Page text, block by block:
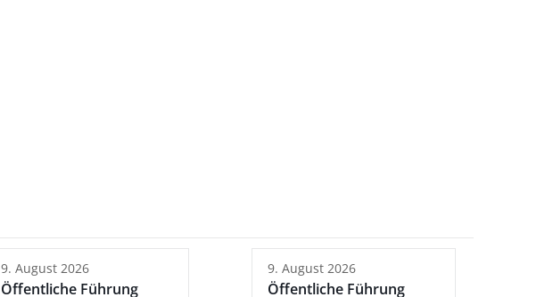
9. August 2026
Öffentliche Führung
9. August 2026
Öffentliche Führung